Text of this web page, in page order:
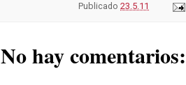
Publicado 23.5.11
No hay comentarios: